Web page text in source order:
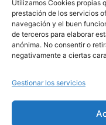
Utilizamos Cookies propias
prestación de los servicios
navegación y el buen
de terceros para elaborar
anónima. No consentir o
negativamente a ciertas
Gestionar los servicios
© 2020,